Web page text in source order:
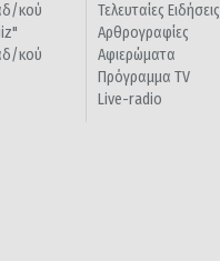
κού
κού
Τελευταίες Ειδήσεις
Αρθρογραφίες
Αφιερώματα
Πρόγραμμα TV
Live-radio